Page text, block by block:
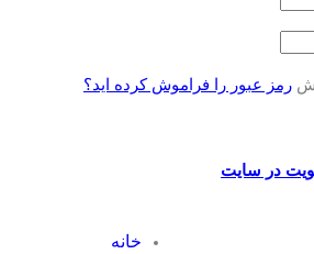
رمز عبور را فراموش کرده اید؟
در سایت
خانه